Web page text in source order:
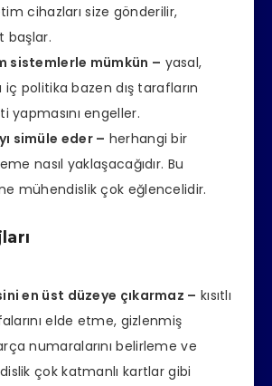
cihazları size gönderilir,
başlar.
sistemlerle mümkün – yasal,
politika bazen dış tarafların
yapmasını engeller.
simüle eder – herhangi bir
nasıl yaklaşacağıdır. Bu
mühendislik çok eğlencelidir.
en üst düzeye çıkarmaz – kısıtlı
elde etme, gizlenmiş
numaralarını belirleme ve
çok katmanlı kartlar gibi